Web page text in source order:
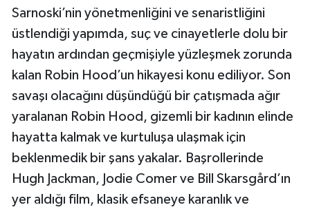
Sarnoski’nin yönetmenliğini ve senaristliğini
üstlendiği yapımda, suç ve cinayetlerle dolu bir
hayatın ardından geçmişiyle yüzleşmek zorunda
kalan Robin Hood’un hikayesi konu ediliyor. Son
savaşı olacağını düşündüğü bir çatışmada ağır
yaralanan Robin Hood, gizemli bir kadının elinde
hayatta kalmak ve kurtuluşa ulaşmak için
beklenmedik bir şans yakalar. Başrollerinde
Hugh Jackman, Jodie Comer ve Bill Skarsgård’ın
yer aldığı film, klasik efsaneye karanlık ve